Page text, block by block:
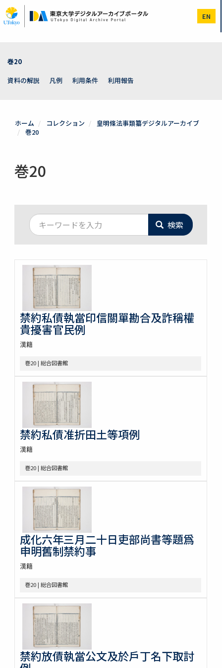
イ
ン
EN
巻20
資料の解説
凡例 利用条件 利用報告
ホーム コレクション
皇明條法事類纂デジタルアーカイブ
巻20
巻20
検索
禁約私債執當印信關單勘合及詐稱權
貴擾害官民例
漢籍
巻20 | 総合図書館
禁約私債准折田土等項例
漢籍
巻20 | 総合図書館
成化六年三月二十日吏部尚書等題爲
申明舊制禁約事
漢籍
巻20 | 総合図書館
禁約放債執當公文及於戶丁名下取討